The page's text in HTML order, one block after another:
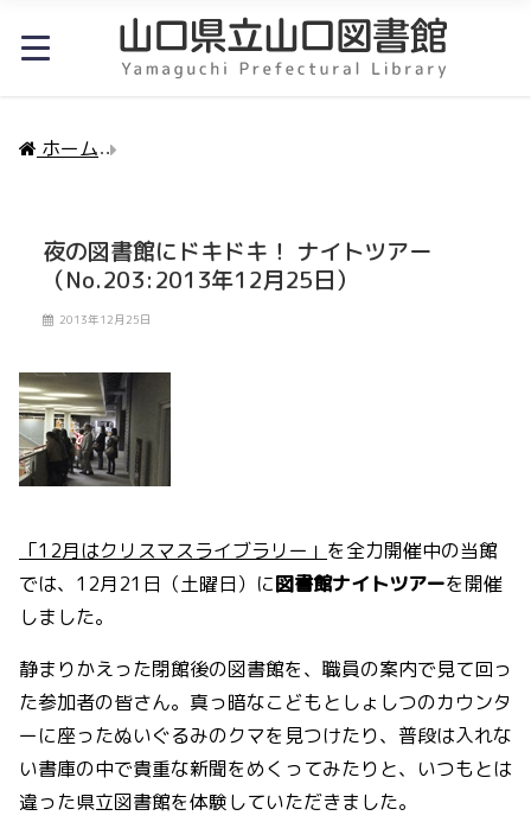
ホーム
夜の図書館にドキドキ！ ナイトツアー
（No.203:2013年12月25日）
2013年12月25日
「12月はクリスマスライブラリー」 を全力開催中の当館
では、12月21日（土曜日）に図書館ナイトツアーを開催
しました。
静まりかえった閉館後の図書館を、職員の案内で見て回っ
た参加者の皆さん。真っ暗なこどもとしょしつのカウンタ
ーに座ったぬいぐるみのクマを見つけたり、普段は入れな
い書庫の中で貴重な新聞をめくってみたりと、いつもとは
違った県立図書館を体験していただきました。